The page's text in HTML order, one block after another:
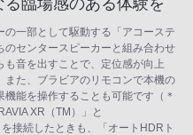
一部として駆動する「アコーステ
のセンタースピーカーと組み合わせ
音を出すことで、定位感が向上
また、ブラビアのリモコンで本機の
能を操作することも可能です（＊
XR（TM）」と
接続したときも、「オートHDRト